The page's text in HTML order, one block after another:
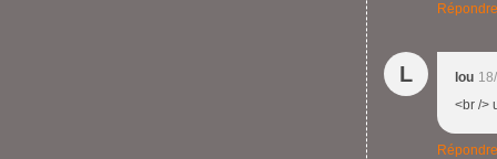
Répondre
L lou
<br />
Répondre